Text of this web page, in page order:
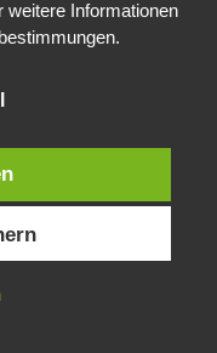
zur Löschung
Art, um
& Administration
weitere Informationen